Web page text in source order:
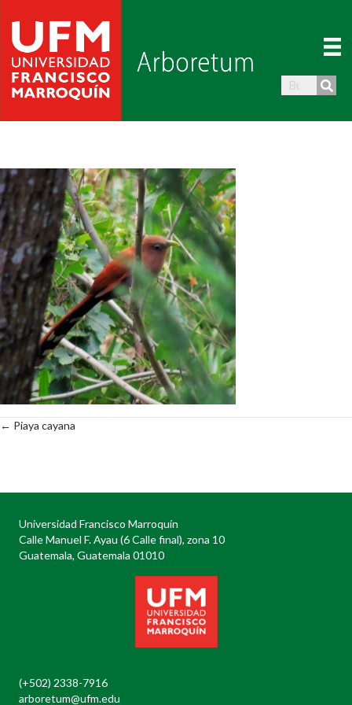
Posts
← Piaya cayana
Universidad Francisco Marroquín
Calle Manuel F. Ayau (6 Calle final), zona 10
Guatemala, Guatemala 01010
(+502) 2338-7916
arboretum@ufm.edu